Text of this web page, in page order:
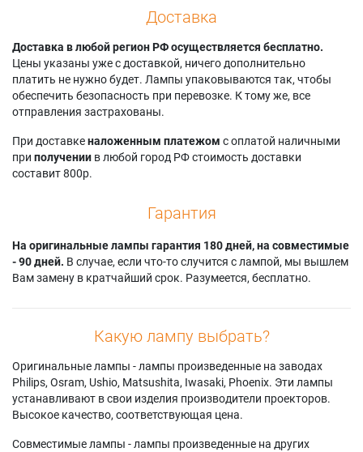
Доставка
Доставка в любой регион РФ осуществляется бесплатно.
Цены указаны уже с доставкой, ничего дополнительно
платить не нужно будет. Лампы упаковываются так, чтобы
обеспечить безопасность при перевозке. К тому же, все
отправления застрахованы.
При доставкеналоженным платежом с оплатой наличными
при получении в любой город РФ стоимость доставки
составит 800р.
Гарантия
На оригинальные лампы гарантия 180 дней, на совместимые
- 90 дней. В случае, если что-то случится с лампой, мы вышлем
Вам замену в кратчайший срок. Разумеется, бесплатно.
Какую лампу выбрать?
Оригинальные лампы - лампы произведенные на заводах
Philips, Osram, Ushio, Matsushita, Iwasaki, Phoenix. Эти лампы
устанавливают в свои изделия производители проекторов.
Высокое качество, соответствующая цена.
Совместимые лампы - лампы произведенные на других